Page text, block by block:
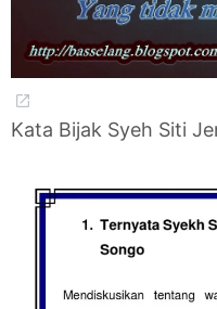
Kata Bijak Syeh Siti